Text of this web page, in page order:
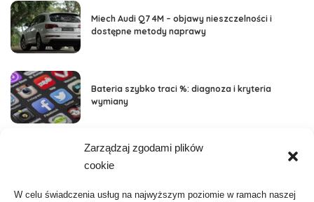
Zarządzaj zgodami plików
cookie
W celu świadczenia usług na najwyższym poziomie w ramach naszej
Miech Audi Q7 4M – objawy nieszczelności i
dostępne metody naprawy
Bateria szybko traci %: diagnoza i kryteria
wymiany